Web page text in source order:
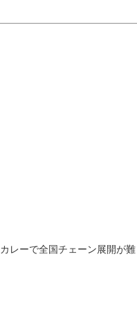
カレーで全国チェーン展開が